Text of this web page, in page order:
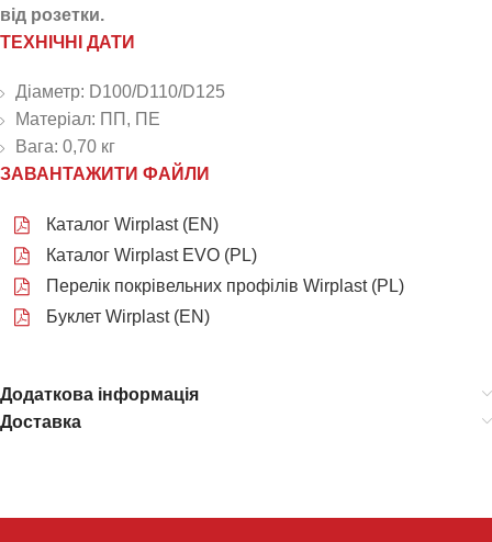
від розетки.
ТЕХНІЧНІ ДАТИ
Діаметр: D100/D110/D125
Матеріал: ПП, ПЕ
Вага: 0,70 кг
ЗАВАНТАЖИТИ ФАЙЛИ
Каталог Wirplast (EN)
Каталог Wirplast EVO (PL)
Перелік покрівельних профілів Wirplast (PL)
Буклет Wirplast (EN)
Додаткова інформація
Доставка